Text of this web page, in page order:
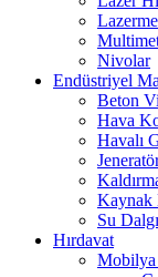
Nivolar
Endüstriyel
Beton
Hava
Havalı
Kaynak
Su
Hırdavat
Mobilya